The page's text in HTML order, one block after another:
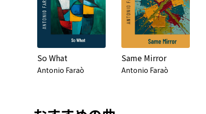
So What
Antonio Faraò
Same Mirror
Antonio Faraò